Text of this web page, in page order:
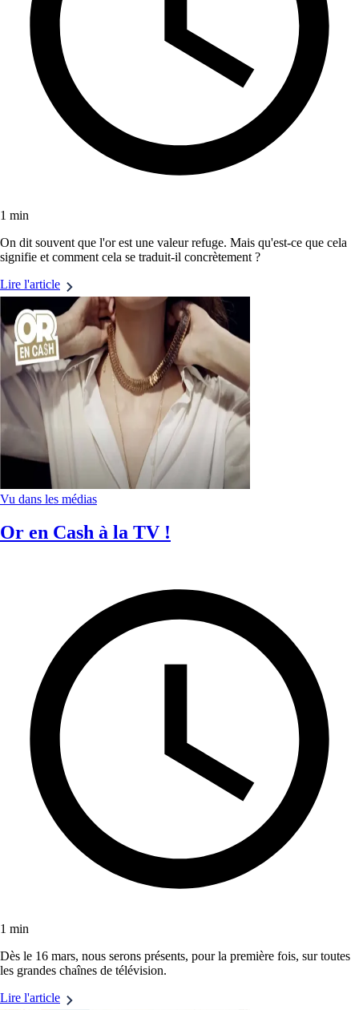
1 min
On dit souvent que l'or est une valeur refuge. Mais qu'est-ce que cela
signifie et comment cela se traduit-il concrètement ?
Lire l'article
Vu dans les médias
Or en Cash à la TV !
1 min
Dès le 16 mars, nous serons présents, pour la première fois, sur toutes
les grandes chaînes de télévision.
Lire l'article